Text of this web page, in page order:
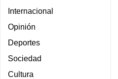
Internacional
Opinión
Deportes
Sociedad
Cultura